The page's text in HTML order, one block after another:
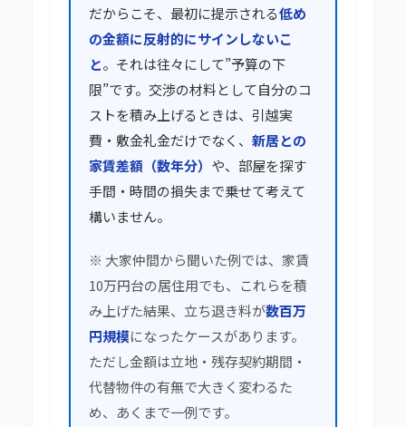
だからこそ、最初に提示される低め
の金額に反射的にサインしないこ
と。それは往々にして”予算の下
限”です。交渉の材料として自分のコ
ストを積み上げるときは、引越実
費・敷金礼金だけでなく、 新居との
家賃差額（数年分） や、部屋を探す
手間・時間の損失まで乗せて考えて
構いません。
※ 大家仲間から聞いた例では、家賃
10万円台の居住用でも、これらを積
み上げた結果、立ち退き料が数百万
円規模になったケースがあります。
ただし金額は立地・残存契約期間・
代替物件の有無で大きく変わるた
め、あくまで一例です。